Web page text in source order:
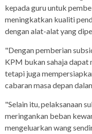
kepada guru untuk
meningkatkan kualiti
dengan alat-alat yang
"Dengan pemberian
KPM bukan sahaja
tetapi juga
cabaran masa depan
"Selain itu, pelaksanaan
meringankan beban
mengeluarkan wang